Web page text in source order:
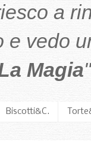
a
e vedo
Magia
Biscotti&C.